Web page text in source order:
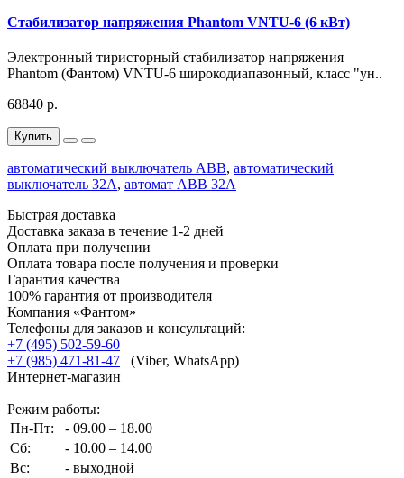
Стабилизатор напряжения Phantom VNTU-6 (6 кВт)
Электронный тиристорный стабилизатор напряжения
Phantom (Фантом) VNTU-6 широкодиапазонный, класс "ун..
68840 р.
Купить
автоматический выключатель ABB, автоматический
выключатель 32А, автомат ABB 32A
Быстрая доставка
Доставка заказа в течение 1-2 дней
Оплата при получении
Оплата товара после получения и проверки
Гарантия качества
100% гарантия от производителя
Компания «Фантом»
Телефоны для заказов и консультаций:
+7 (495) 502-59-60
+7 (985) 471-81-47 (Viber, WhatsApp)
Интернет-магазин
Режим работы:
Пн-Пт:
- 09.00 – 18.00
Сб:
- 10.00 – 14.00
Вс:
- выходной